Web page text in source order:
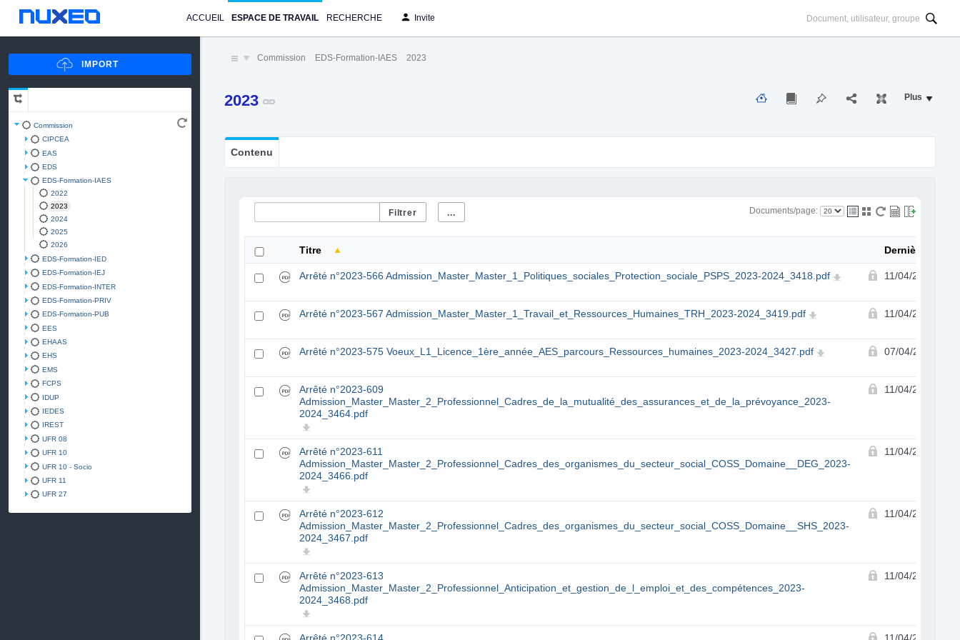
ACCUEIL ESPACE DE TRAVAIL RECHERCHE Invite
Commission
CIPCEA
EAS
EDS
EDS-Formation-IAES
2022
2023
2024
2025
2026
EDS-Formation-IED
EDS-Formation-IEJ
EDS-Formation-INTER
EDS-Formation-PRIV
EDS-Formation-PUB
EES
EHAAS
EHS
EMS
FCPS
IDUP
IEDES
IREST
UFR 08
UFR 10
UFR 10 - Socio
UFR 11
UFR 27
Commission EDS-Formation-IAES 2023
2023 Plus
Contenu
... Documents/page:
Titre Dernière
Arrêté n°2023-566 Admission_Master_Master_1_Politiques_sociales_Protection_sociale_PSPS_2023-2024_3418.pdf 11/04/2023
Arrêté n°2023-567 Admission_Master_Master_1_Travail_et_Ressources_Humaines_TRH_2023-2024_3419.pdf 11/04/2023
Arrêté n°2023-575 Voeux_L1_Licence_1ère_année_AES_parcours_Ressources_humaines_2023-2024_3427.pdf 07/04/2023
Arrêté n°2023-609
Admission_Master_Master_2_Professionnel_Cadres_de_la_mutualité_des_assurances_et_de_la_prévoyance_2023-
2024_3464.pdf
11/04/2023
Arrêté n°2023-611
Admission_Master_Master_2_Professionnel_Cadres_des_organismes_du_secteur_social_COSS_Domaine__DEG_2023-
2024_3466.pdf
11/04/2023
Arrêté n°2023-612
Admission_Master_Master_2_Professionnel_Cadres_des_organismes_du_secteur_social_COSS_Domaine__SHS_2023-
2024_3467.pdf
11/04/2023
Arrêté n°2023-613
Admission_Master_Master_2_Professionnel_Anticipation_et_gestion_de_l_emploi_et_des_compétences_2023-
2024_3468.pdf
11/04/2023